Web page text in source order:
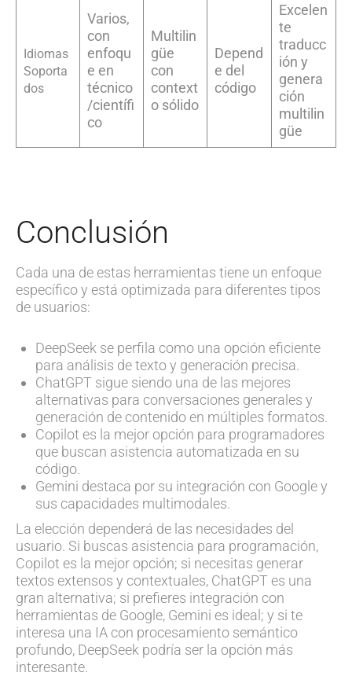
Idiomas
Soporta
dos
Varios,
con
enfoqu
e en
técnico
/científi
co
Multilin
güe
con
context
o sólido
Depend
e del
código
Excelen
te
traducc
ión y
genera
ción
multilin
güe
Conclusión
Cada una de estas herramientas tiene un enfoque
específico y está optimizada para diferentes tipos
de usuarios:
DeepSeek se perfila como una opción eficiente
para análisis de texto y generación precisa.
ChatGPT sigue siendo una de las mejores
alternativas para conversaciones generales y
generación de contenido en múltiples formatos.
Copilot es la mejor opción para programadores
que buscan asistencia automatizada en su
código.
Gemini destaca por su integración con Google y
sus capacidades multimodales.
La elección dependerá de las necesidades del
usuario. Si buscas asistencia para programación,
Copilot es la mejor opción; si necesitas generar
textos extensos y contextuales, ChatGPT es una
gran alternativa; si prefieres integración con
herramientas de Google, Gemini es ideal; y si te
interesa una IA con procesamiento semántico
profundo, DeepSeek podría ser la opción más
interesante.